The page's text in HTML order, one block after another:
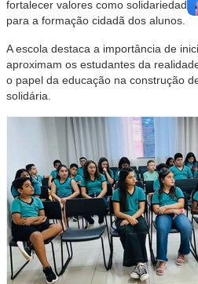
fortalecer valores como solidariedade
para a formação cidadã dos alunos.
A escola destaca a importância de
aproximam os estudantes da
o papel da educação na construção
solidária.